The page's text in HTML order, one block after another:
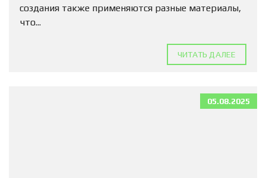
создания также применяются разные материалы,
что...
ЧИТАТЬ ДАЛЕЕ
05.08.2025